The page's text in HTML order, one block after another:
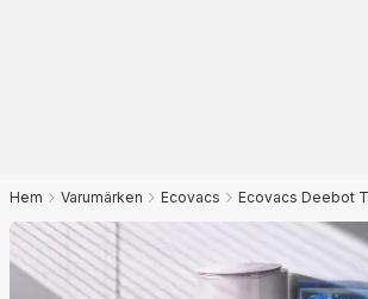
Hem Varumärken Ecovacs Ecovacs Deebot